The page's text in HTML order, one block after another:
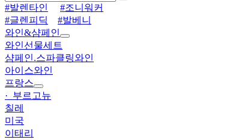
#발렌타인
#조니워커
#글렌피딕
#발베니
와인&샴페인
와인선물세트
샴페인.스파클링와인
아이스와인
프랑스
· 부르고뉴
칠레
미국
이태리